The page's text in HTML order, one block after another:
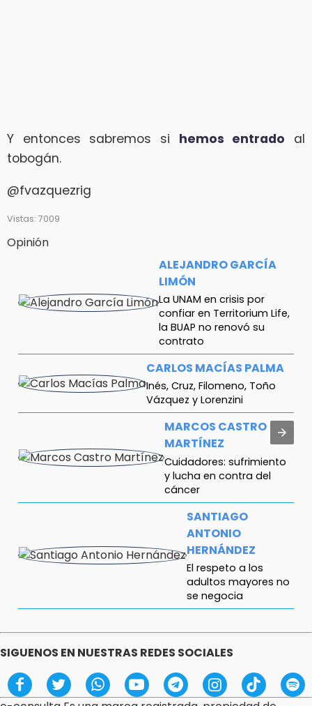
Y entonces sabremos si hemos entrado al
tobogán.
@fvazquezrig
Vistas: 7009
Opinión
ALEJANDRO GARCÍA
LIMÓN
La UNAM en crisis por
confiar en Territorium Life,
la BUAP no renovó su
contrato
CARLOS MACÍAS PALMA
Inés, Cruz, Filomeno, Toño
Vázquez y Lorenzini
MARCOS CASTRO
MARTÍNEZ
Cuidadores: sufrimiento
y lucha en contra del
cáncer
SANTIAGO
ANTONIO
HERNÁNDEZ
El respeto a los
adultos mayores no
se negocia
Gestas de capitán
SIGUENOS EN NUESTRAS REDES SOCIALES